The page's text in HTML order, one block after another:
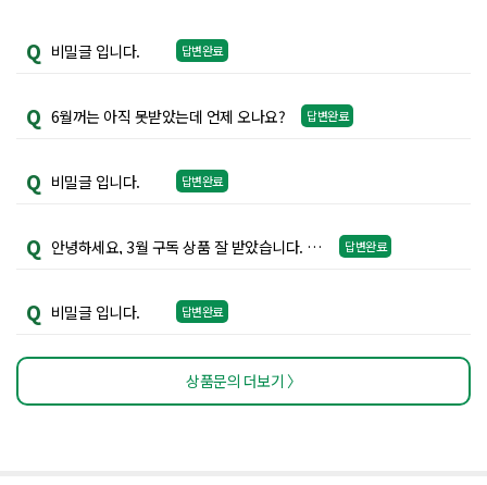
Q 비밀글 입니다. 답변완료
Q 6월꺼는 아직 못받았는데 언제 오나요? 답변완료
Q 비밀글 입니다. 답변완료
Q 안녕하세요, 3월 구독 상품 잘 받았습니다. 발송 상태가 배송 지연에서 멈춰있는데, 완료 처리 부탁드려요. 답변완료
Q 비밀글 입니다. 답변완료
상품문의 더보기 〉